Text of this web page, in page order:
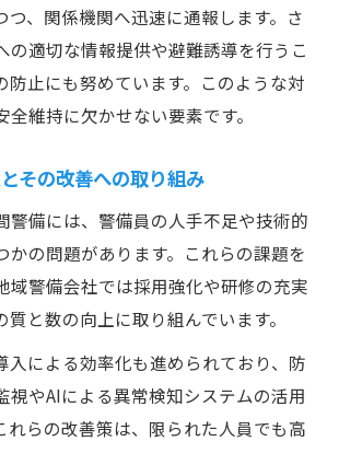
つ、関係機関へ迅速に通報します。さ
の適切な情報提供や避難誘導を行うこ
防止にも努めています。このような対
維持に欠かせない要素です。
その改善への取り組み
警備には、警備員の人手不足や技術的
かの問題があります。これらの課題を
域警備会社では採用強化や研修の充実
質と数の向上に取り組んでいます。
入による効率化も進められており、防
視やAIによる異常検知システムの活用
れらの改善策は、限られた人員でも高